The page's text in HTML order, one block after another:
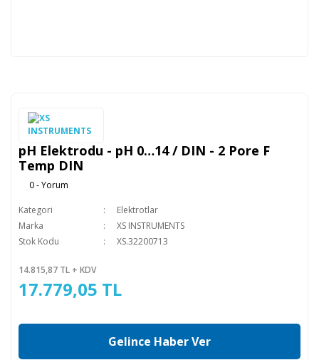
pH Elektrodu - pH 0…14 / DIN - 2 Pore F
Temp DIN
0 - Yorum
Kategori
Elektrotlar
Marka
XS INSTRUMENTS
Stok Kodu
XS.32200713
14.815,87 TL + KDV
17.779,05 TL
Gelince Haber Ver